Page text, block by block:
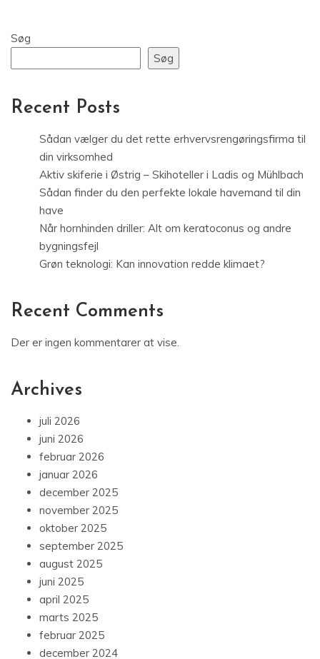
Søg
Søg
Recent Posts
Sådan vælger du det rette erhvervsrengøringsfirma til
din virksomhed
Aktiv skiferie i Østrig – Skihoteller i Ladis og Mühlbach
Sådan finder du den perfekte lokale havemand til din
have
Når hornhinden driller: Alt om keratoconus og andre
bygningsfejl
Grøn teknologi: Kan innovation redde klimaet?
Recent Comments
Der er ingen kommentarer at vise.
Archives
juli 2026
juni 2026
februar 2026
januar 2026
december 2025
november 2025
oktober 2025
september 2025
august 2025
juni 2025
april 2025
marts 2025
februar 2025
december 2024